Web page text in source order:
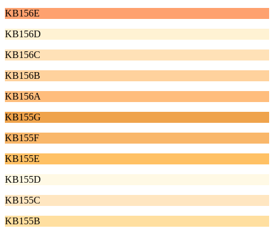
KB156E
KB156D
KB156C
KB156B
KB156A
KB155G
KB155F
KB155E
KB155D
KB155C
KB155B